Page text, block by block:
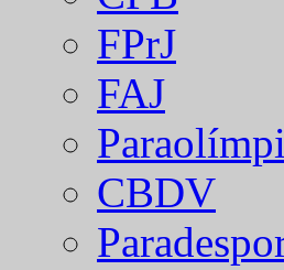
FPrJ
FAJ
CBDV